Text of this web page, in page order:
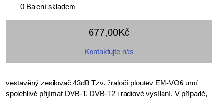
0 Balení skladem
677,00Kč
Kontaktujte nás
vestavěný zesilovač 43dB Tzv. žraločí ploutev EM-VO6 umí
spolehlivě přijímat DVB-T, DVB-T2 i radiové vysílání. V případě,